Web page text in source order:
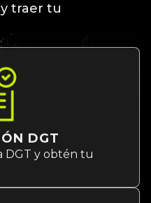
traer tu
DGT
DGT y obtén tu